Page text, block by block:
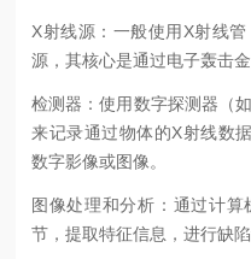
X射线源：一般使用X射线
源，其核心是通过电子轰击
检测器：使用数字探测器（
来记录通过物体的X射线数
数字影像或图像。
图像处理和分析：通过计
节，提取特征信息，进行缺